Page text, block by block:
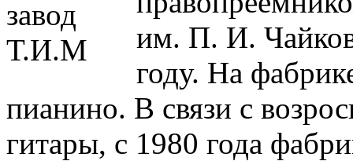
им. П. И.
году. На
пианино. В связи с
гитары, с 1980 года